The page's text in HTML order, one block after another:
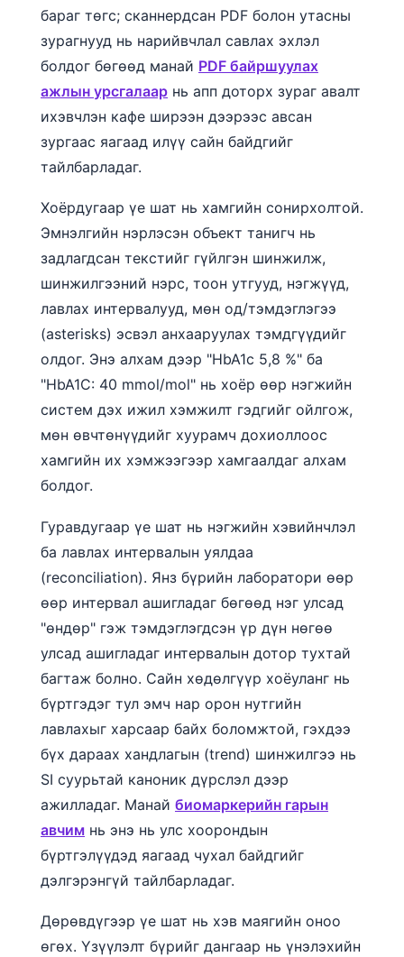
бараг төгс; сканнердсан PDF болон утасны
зурагнууд нь нарийвчлал савлах эхлэл
болдог бөгөөд манай PDF байршуулах
ажлын урсгалаар нь апп доторх зураг авалт
ихэвчлэн кафе ширээн дээрээс авсан
зургаас яагаад илүү сайн байдгийг
тайлбарладаг.
Хоёрдугаар үе шат нь хамгийн сонирхолтой.
Эмнэлгийн нэрлэсэн объект танигч нь
задлагдсан текстийг гүйлгэн шинжилж,
шинжилгээний нэрс, тоон утгууд, нэгжүүд,
лавлах интервалууд, мөн од/тэмдэглэгээ
(asterisks) эсвэл анхааруулах тэмдгүүдийг
олдог. Энэ алхам дээр "HbA1c 5,8 %" ба
"HbA1C: 40 mmol/mol" нь хоёр өөр нэгжийн
систем дэх ижил хэмжилт гэдгийг ойлгож,
мөн өвчтөнүүдийг хуурамч дохиоллоос
хамгийн их хэмжээгээр хамгаалдаг алхам
болдог.
Гуравдугаар үе шат нь нэгжийн хэвийнчлэл
ба лавлах интервалын уялдаа
(reconciliation). Янз бүрийн лаборатори өөр
өөр интервал ашигладаг бөгөөд нэг улсад
"өндөр" гэж тэмдэглэгдсэн үр дүн нөгөө
улсад ашигладаг интервалын дотор тухтай
багтаж болно. Сайн хөдөлгүүр хоёуланг нь
бүртгэдэг тул эмч нар орон нутгийн
лавлахыг харсаар байх боломжтой, гэхдээ
бүх дараах хандлагын (trend) шинжилгээ нь
SI суурьтай каноник дүрслэл дээр
ажилладаг. Манай биомаркерийн гарын
авчим нь энэ нь улс хоорондын
бүртгэлүүдэд яагаад чухал байдгийг
дэлгэрэнгүй тайлбарладаг.
Дөрөвдүгээр үе шат нь хэв маягийн оноо
өгөх. Үзүүлэлт бүрийг дангаар нь үнэлэхийн